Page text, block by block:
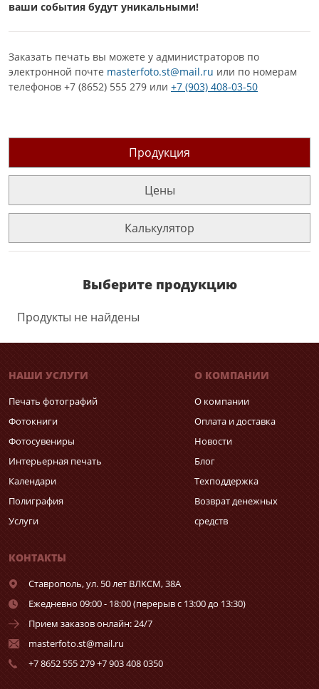
ваши события будут уникальными!
Заказать печать вы можете у администраторов по
электронной почте masterfoto.st@mail.ru или по номерам
телефонов +7 (8652) 555 279 или +7 (903) 408-03-50
Продукция
Цены
Калькулятор
Выберите продукцию
Продукты не найдены
НАШИ УСЛУГИ
Печать фотографий
Фотокниги
Фотосувениры
Интерьерная печать
Календари
Полиграфия
Услуги
О КОМПАНИИ
О компании
Оплата и доставка
Новости
Блог
Техподдержка
Возврат денежных
средств
КОНТАКТЫ
Ставрополь,ул. 50 лет ВЛКСМ, 38А
Ежедневно 09:00 - 18:00 (перерыв с 13:00 до 13:30)
Прием заказов онлайн: 24/7
masterfoto.st@mail.ru
+7 8652 555 279 +7 903 408 0350